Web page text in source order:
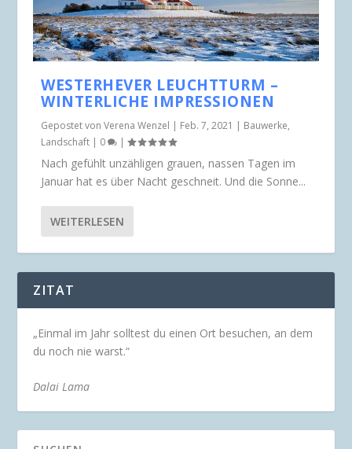
WESTERHEVER LEUCHTTURM –
WINTERLICHE IMPRESSIONEN
Gepostet vonVerena Wenzel | Feb. 7, 2021 | Bauwerke,
Landschaft | 0 |
Nach gefühlt unzähligen grauen, nassen Tagen im
Januar hat es über Nacht geschneit. Und die Sonne...
WEITERLESEN
ZITAT
„Einmal im Jahr solltest du einen Ort besuchen, an dem
du noch nie warst.“
Dalai Lama